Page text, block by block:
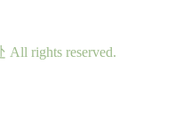
rights reserved.